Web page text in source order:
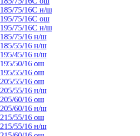
185/75/16С н/ш
195/75/16С ош
195/75/16С н/ш
185/75/16 н/ш
185/55/16 н/ш
195/45/16 н/ш
195/50/16 ош
195/55/16 ош
205/55/16 ош
205/55/16 н/ш
205/60/16 ош
205/60/16 н/ш
215/55/16 ош
215/55/16 н/ш